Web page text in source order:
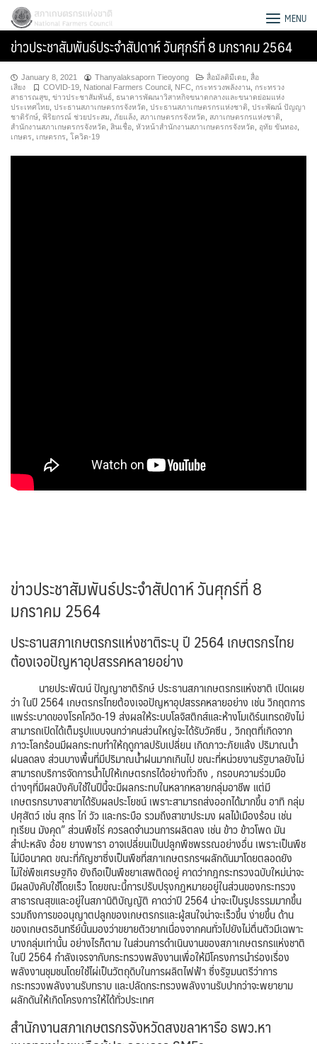
Skip
content
สภาเกษตรกรแห่งชาติ MENU
ข่าวประชาสัมพันธ์ประจำสัปดาห์ วันศุกร์ที่ 8 มกราคม 2564
January 8, 2021 Thanyalaksaporn Tieoyong สื่อมัลติมีเดย สื่อ
เสียง
COVID-19 National Farmers Council NFC กระทรวงพลังงาน กระทรวง
สาธารณสุข ข่าวประชาสัมพันธ์ ธนาคารพัฒนาวิสาหกิจขนาดกลางและขนาดย่อมแห่ง
ประเทศไทย ประธานสภาเกษตรกรจังหวัด ประธานสภาเกษตรกรแห่งชาติ ประพัฒน์ ปัญญา
ชาติรักษ์ พิริยกรณ์ ช่วยประสม ภัยแล้ง สภาเกษตรกรจังหวัด สภาเกษตรกรแห่งชาติ
สำนักงานสภาเกษตรกรจังหวัด สินเชื่อ หัวหน้าสำนักงานสภาเกษตรกรจังหวัด อุทัย ขันทอง
เกษตร
เกษตรกร โควิด-19
ข่าวประชาสัมพันธ์ประจำสัปดาห์ วันศุกร์ที่ 8
มกราคม 2564
ประธานสภาเกษตรกรแห่งชาติระบุ ปี 2564 เกษตรกรไทย
ต้องเจอปัญหาอุปสรรคหลายอย่าง
นายประพัฒน์ ปัญญาชาติรักษ์ ประธานสภาเกษตรกรแห่งชาติ เปิดเผย
ว่า ในปี 2564 เกษตรกรไทยต้องเจอปัญหาอุปสรรคหลายอย่าง เช่น วิกฤตการ
แพร่ระบาดของโรคโควิด-19 ส่งผลให้ระบบโลจิสติกส์และห้างโมเดิร์นเทรดยังไม่
สามารถเปิดได้เต็มรูปแบบจนกว่าคนส่วนใหญ่จะได้รับวัคซีน , วิกฤตที่เกิดจาก
ภาวะโลกร้อนมีผลกระทบทำให้ฤดูกาลปรับเปลี่ยน เกิดภาวะภัยแล้ง ปริมาณน้ำ
ฝนลดลง ส่วนบางพื้นที่มีปริมาณน้ำฝนมากเกินไป ขณะที่หน่วยงานรัฐบาลยังไม่
สามารถบริการจัดการน้ำไปให้เกษตรกรได้อย่างทั่วถึง , กรอบความร่วมมือ
ต่างๆที่มีผลบังคับใช้ในปีนี้จะมีผลกระทบในหลากหลายกลุ่มอาชีพ แต่มี
เกษตรกรบางสาขาได้รับผลประโยชน์ เพราะสามารถส่งออกได้มากขึ้น อาทิ กลุ่ม
ปศุสัตว์ เช่น สุกร ไก่ วัว และกระบือ รวมถึงสาขาประมง ผลไม้เมืองร้อน เช่น
ทุเรียน มังคุด” ส่วนพืชไร่ ควรลดจำนวนการผลิตลง เช่น ข้าว ข้าวโพด มัน
สำปะหลัง อ้อย ยางพารา อาจเปลี่ยนเป็นปลูกพืชพรรณอย่างอื่น เพราะเป็นพืช
ไม่มีอนาคต ขณะที่กัญชาซึ่งเป็นพืชที่สภาเกษตรกรฯผลักดันมาโดยตลอดยัง
ไม่ใช่พืชเศรษฐกิจ ยังถือเป็นพืชยาเสพติดอยู่ คาดว่ากฎกระทรวงฉบับใหม่น่าจะ
มีผลบังคับใช้โดยเร็ว โดยขณะนี้การปรับปรุงกฎหมายอยู่ในส่วนของกระทรวง
สาธารณสุขและอยู่ในสภานิติบัญญัติ คาดว่าปี 2564 น่าจะเป็นรูปธรรมมากขึ้น
รวมถึงการขออนุญาตปลูกของเกษตรกรและผู้สนใจน่าจะเร็วขึ้น ง่ายขึ้น ด้าน
ของเกษตรอินทรีย์นั้นมองว่าขยายตัวยากเนื่องจากคนทั่วไปยังไม่ตื่นตัวมีเฉพาะ
บางกลุ่มเท่านั้น อย่างไรก็ตาม ในส่วนการดำเนินงานของสภาเกษตรกรแห่งชาติ
ในปี 2564 กำลังเจรจากับกระทรวงพลังงานเพื่อให้มีโครงการนำร่องเรื่อง
พลังงานชุมชนโดยใช้ไผ่เป็นวัตถุดิบในการผลิตไฟฟ้า ซึ่งรัฐมนตรีว่าการ
กระทรวงพลังงานรับทราบ และปลัดกระทรวงพลังงานรับปากว่าจะพยายาม
ผลักดันให้เกิดโครงการให้ได้ทั่วประเทศ
สำนักงานสภาเกษตรกรจังหวัดสงขลาหารือ ธพว.หา